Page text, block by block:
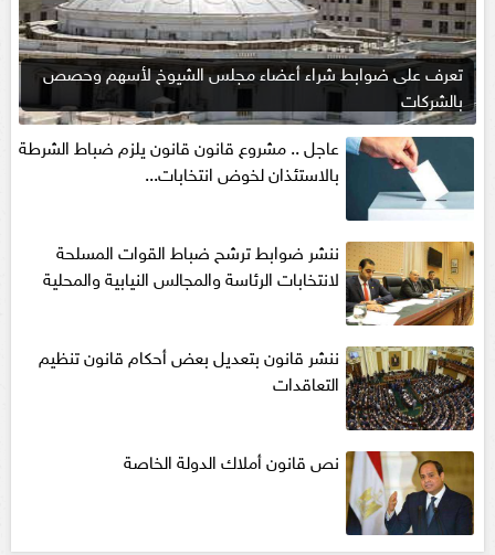
تعرف على ضوابط شراء أعضاء مجلس الشيوخ لأسهم وحصص
بالشركات
عاجل .. مشروع قانون قانون يلزم ضباط الشرطة
بالاستئذان لخوض انتخابات...
ننشر ضوابط ترشح ضباط القوات المسلحة
لانتخابات الرئاسة والمجالس النيابية والمحلية‎
ننشر قانون بتعديل بعض أحكام قانون تنظيم
التعاقدات
نص قانون أملاك الدولة الخاصة